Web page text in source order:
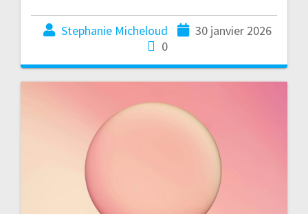
Stephanie Micheloud
30 janvier 2026
0